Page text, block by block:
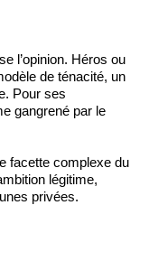
l’opinion. Héros ou
de ténacité, un
Pour ses
gangrené par le
facette complexe du
légitime,
privées.